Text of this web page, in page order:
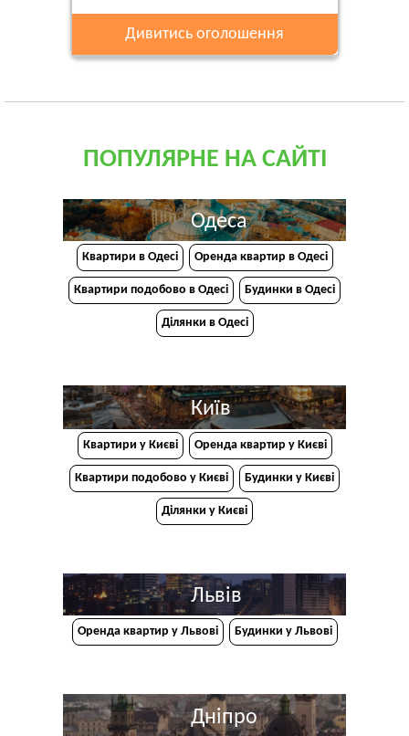
Дивитись оголошення
ПОПУЛЯРНЕ НА САЙТІ
Одеса
Квартири в Одесі Оренда квартир в Одесі
Квартири подобово в Одесі Будинки в Одесі
Ділянки в Одесі
Київ
Квартири у Києві Оренда квартир у Києві
Квартири подобово у Києві Будинки у Києві
Ділянки у Києві
Львів
Оренда квартир у Львові Будинки у Львові
Дніпро